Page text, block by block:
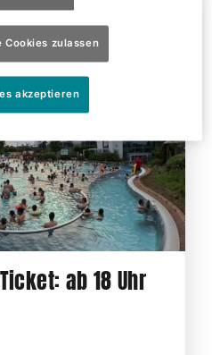
ab 18 Uhr
Cookies zulassen
akzeptieren